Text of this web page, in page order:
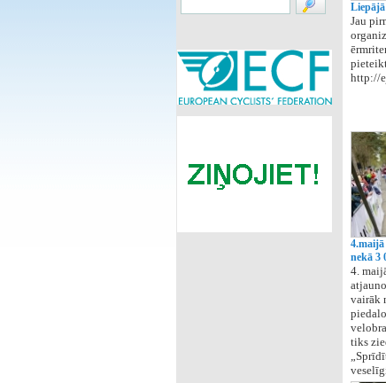
Jau
http://
nekā 3
4.
vairāk
tiks